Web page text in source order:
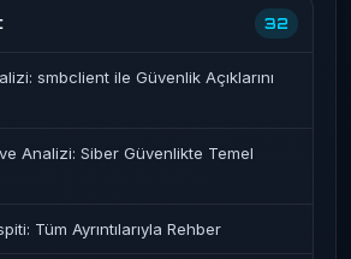
32
smbclient ile Güvenlik Açıklarını
Analizi: Siber Güvenlikte Temel
Tüm Ayrıntılarıyla Rehber